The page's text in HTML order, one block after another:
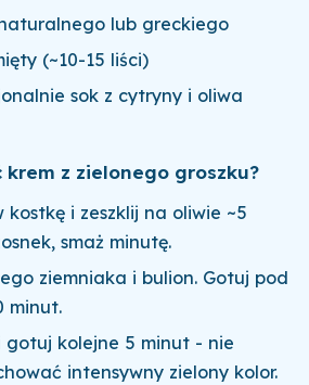
lub greckiego
(~10-15 liści)
sok z cytryny i oliwa
z zielonego groszku?
kostkę i zeszklij na oliwie ~5
smaż minutę.
ziemniaka i bulion. Gotuj pod
minut.
gotuj kolejne 5 minut - nie
intensywny zielony kolor.